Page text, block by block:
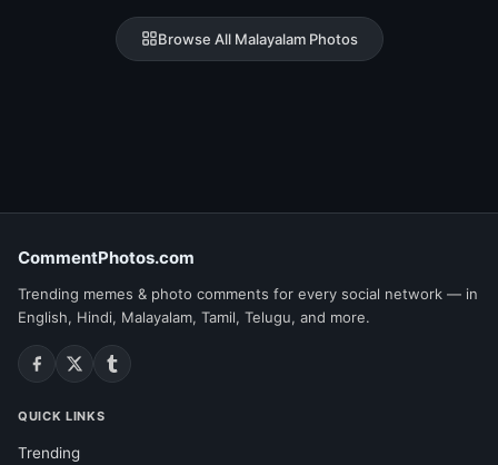
Browse All Malayalam Photos
CommentPhotos.com
Trending memes & photo comments for every social network — in
English, Hindi, Malayalam, Tamil, Telugu, and more.
QUICK LINKS
Trending